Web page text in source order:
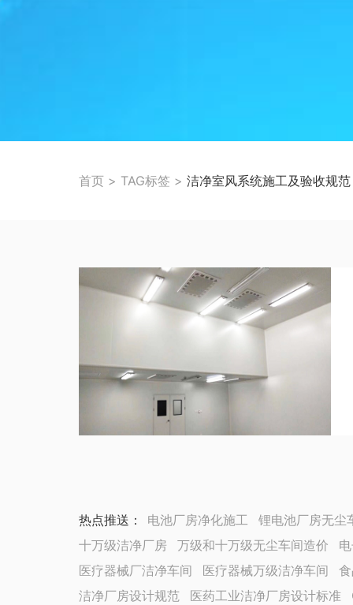
首页 > TAG标签 > 洁净室风系统施工及验收规范
热点推送： 电池厂房净化施工
锂电池厂房无尘
十万级洁净厂房
万级和十万级无尘车间造价
医疗器械厂洁净车间
医疗器械万级洁净车间
洁净厂房设计规范
医药工业洁净厂房设计标准